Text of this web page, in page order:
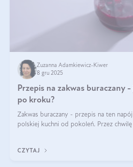
Zuzanna Adamkiewicz-Kiwer
8 gru 2025
Przepis na zakwas buraczany
po kroku?
Zakwas buraczany - przepis na ten
polskiej kuchni od pokoleń. Przez
CZYTAJ